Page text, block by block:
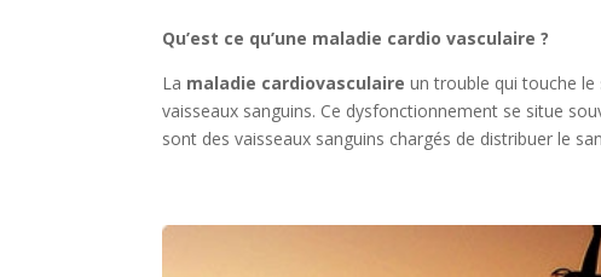
Qu’est ce qu’une maladie cardio vasculaire ?
La maladie cardiovasculaire un trouble qui touche le
vaisseaux sanguins. Ce dysfonctionnement se situe
sont des vaisseaux sanguins chargés de distribuer le